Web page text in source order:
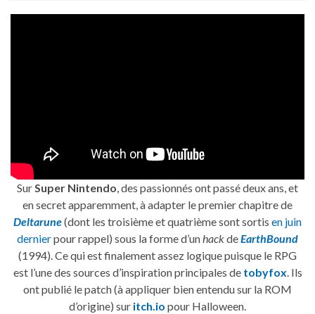
SurSuper Nintendo, des passionnés ont passé deux ans, et
en secret apparemment, à adapter le premier chapitre de
Deltarune(dont les troisième et quatrième sont sortis en juin
dernierpour rappel) sous la forme d’unhackdeEarthBound
(1994). Ce qui est finalement assez logique puisque le RPG
est l’une des sources d’inspiration principales de tobyfox. Ils
ont publié le patch (à appliquer bien entendu sur la ROM
d’origine) sur itch.io pour Halloween.